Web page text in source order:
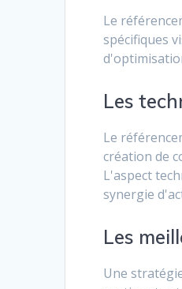
Le
spécifiques
Les
Le
création de
L'aspect
synergie
Les
Une